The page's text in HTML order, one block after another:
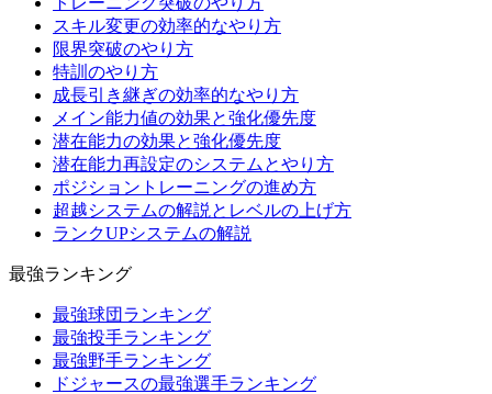
スキル変更の効率的なやり方
限界突破のやり方
特訓のやり方
成長引き継ぎの効率的なやり方
メイン能力値の効果と強化優先度
潜在能力の効果と強化優先度
潜在能力再設定のシステムとやり方
ポジショントレーニングの進め方
超越システムの解説とレベルの上げ方
ランクUPシステムの解説
最強ランキング
最強球団ランキング
最強投手ランキング
最強野手ランキング
ドジャースの最強選手ランキング